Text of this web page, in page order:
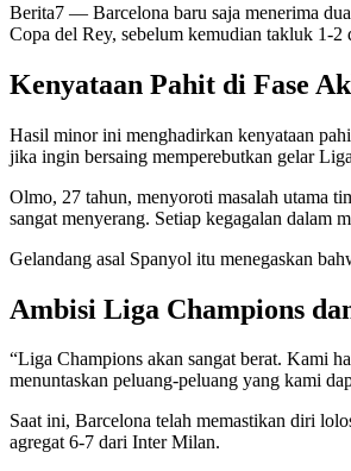
Berita7 — Barcelona baru saja menerima
Copa del Rey, sebelum kemudian takluk 1-
Kenyataan Pahit di Fase
Hasil minor ini menghadirkan kenyataan
jika ingin bersaing memperebutkan gelar
Olmo, 27 tahun, menyoroti masalah utama
sangat menyerang. Setiap kegagalan dalam
Gelandang asal Spanyol itu menegaskan
Ambisi Liga Champions
“Liga Champions akan sangat berat. Kami
menuntaskan peluang-peluang yang kami
Saat ini, Barcelona telah memastikan diri
agregat 6-7 dari Inter Milan.